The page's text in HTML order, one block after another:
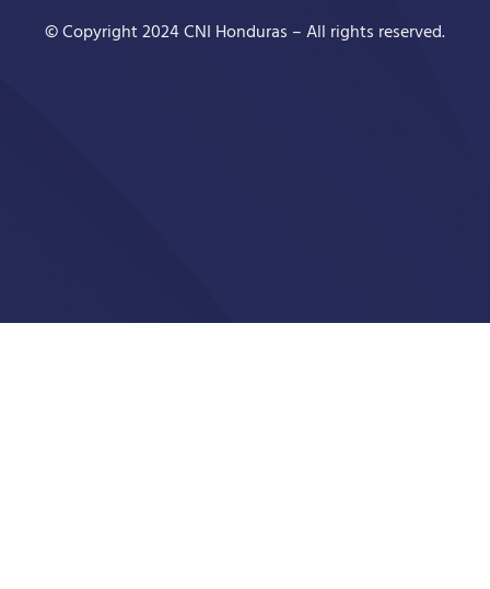
© Copyright 2024 CNI Honduras – All rights reserved.